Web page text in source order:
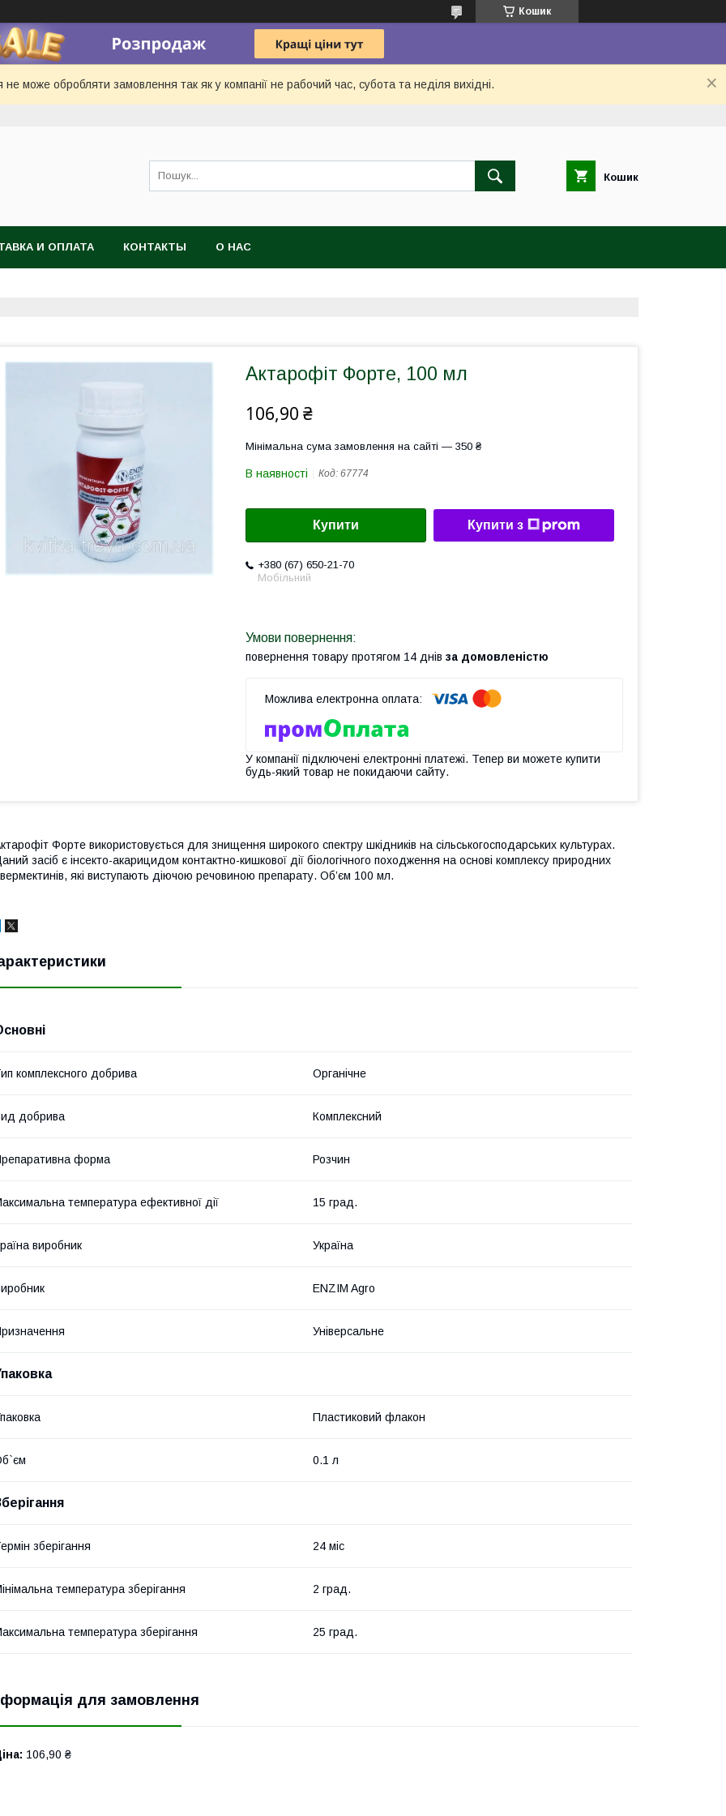
Кошик
не може обробляти замовлення так як у компанії не рабочий час, субота та неділя вихідні.
Кошик
И ОПЛАТА КОНТАКТЫ О НАС
Актарофіт Форте, 100 мл
106,90 ₴
Мінімальна сума замовлення на сайті — 350 ₴
В наявності Код: 67774
Купити Купити з
+380 (67) 650-21-70
Мобільний
повернення товару протягом 14 днів за домовленістю
У компанії підключені електронні платежі. Тепер ви можете купити
будь-який товар не покидаючи сайту.
Форте використовується для знищення широкого спектру шкідників на сільськогосподарських культурах.
засіб є інсекто-акарицидом контактно-кишкової дії біологічного походження на основі комплексу природних
які виступають діючою речовиною препарату. Об’єм 100 мл.
комплексного добрива Органічне
добрива Комплексний
форма Розчин
температура ефективної дії 15 град.
виробник Україна
ENZIM Agro
Універсальне
Пластиковий флакон
0.1 л
зберігання 24 міс
температура зберігання 2 град.
температура зберігання 25 град.
для замовлення
106,90 ₴